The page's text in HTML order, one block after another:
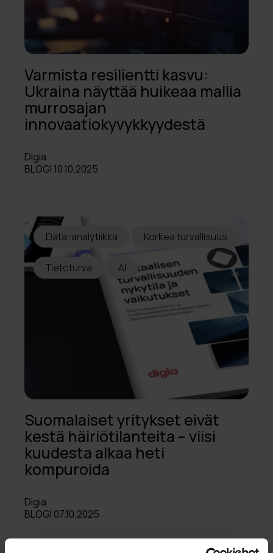
Varmista resilientti kasvu:
Ukraina näyttää huikeaa mallia
murrosajan
innovaatiokyvykkyydestä
Digia
BLOGI 10.10.2025
Data-analytiikka Korkea turvallisuus
Tietoturva AI
Suomalaiset yritykset eivät
kestä häiriötilanteita – viisi
kuudesta alkaa heti
kompuroida
Digia
BLOGI 07.10.2025